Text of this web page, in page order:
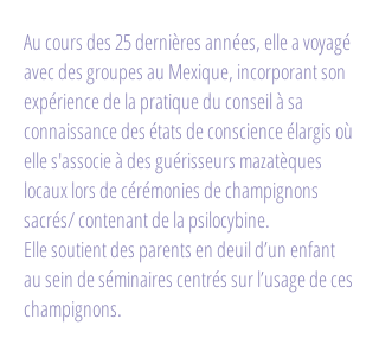
Au cours des 25 dernières années, elle a voyagé
avec des groupes au Mexique, incorporant son
expérience de la pratique du conseil à sa
connaissance des états de conscience élargis où
elle s'associe à des guérisseurs mazatèques
locaux lors de cérémonies de champignons
sacrés/ contenant de la psilocybine.
Elle soutient des parents en deuil d’un enfant
au sein de séminaires centrés sur l’usage de ces
champignons.